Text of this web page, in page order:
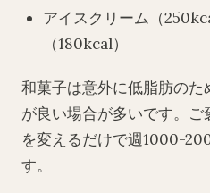
アイスクリーム（
（180kcal）
和菓子は意外に低脂肪の
が良い場合が多いです。
を変えるだけで週1000-
す。